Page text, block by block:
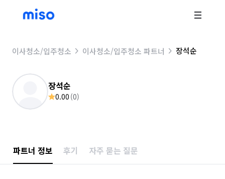
이사청소/입주청소 이사청소/입주청소 파트너 장석순
장석순
0.00 (0)
파트너 정보 후기 자주 묻는 질문